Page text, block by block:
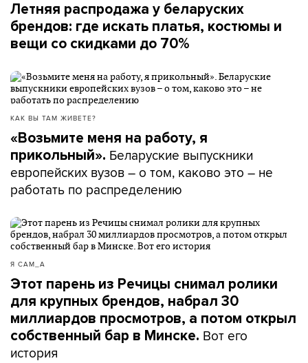
Летняя распродажа у беларуских
брендов: где искать платья, костюмы и
вещи со скидками до 70%
КАК ВЫ ТАМ ЖИВЕТЕ?
«Возьмите меня на работу, я
прикольный». Беларуские выпускники
европейских вузов – о том, каково это – не
работать по распределению
Я САМ_А
Этот парень из Речицы снимал ролики
для крупных брендов, набрал 30
миллиардов просмотров, а потом открыл
собственный бар в Минске. Вот его
история